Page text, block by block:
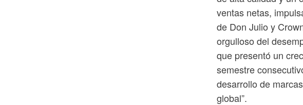
ventas netas,
de Don Julio y
orgulloso del
que presentó un
semestre
desarrollo de
global”.